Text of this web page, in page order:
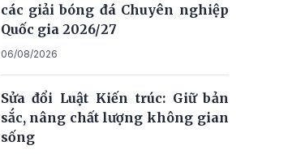
các giải bóng đá Chuyên nghiệp
Quốc gia 2026/27
06/08/2026
Sửa đổi Luật Kiến trúc: Giữ bản
sắc, nâng chất lượng không gian
sống